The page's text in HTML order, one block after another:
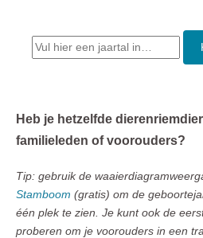
Heb je hetzelfde
familieleden of voorouders?
Tip: gebruik de
Stamboom (gratis) om de
één plek te zien. Je kunt ook de
proberen om je voorouders in een